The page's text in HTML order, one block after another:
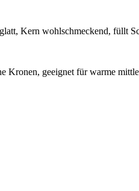
Kern wohlschmeckend, füllt
Kronen, geeignet für warme